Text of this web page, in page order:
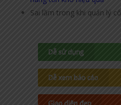
Sai lầm trong khi quản lý